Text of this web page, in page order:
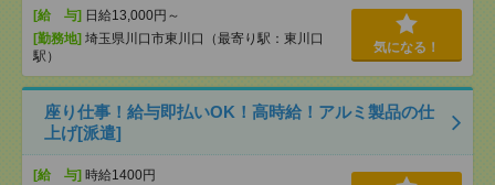
[給 与] 日給13,000円～
[勤務地] 埼玉県川口市東川口（最寄り駅：東川口
駅）
気になる！
座り仕事！給与即払いOK！高時給！アルミ製品の仕
上げ[派遣]
[給 与] 時給1400円